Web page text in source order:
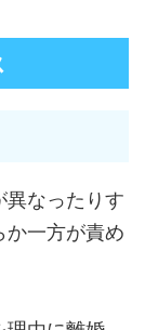
異なったりす
か一方が責め